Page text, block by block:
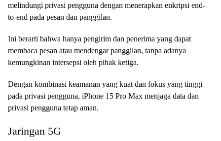
melindungi privasi pengguna dengan menerapkan enkripsi end-
to-end pada pesan dan panggilan.
Ini berarti bahwa hanya pengirim dan penerima yang dapat
membaca pesan atau mendengar panggilan, tanpa adanya
kemungkinan intersepsi oleh pihak ketiga.
Dengan kombinasi keamanan yang kuat dan fokus yang tinggi
pada privasi pengguna, iPhone 15 Pro Max menjaga data dan
privasi pengguna tetap aman.
Jaringan 5G